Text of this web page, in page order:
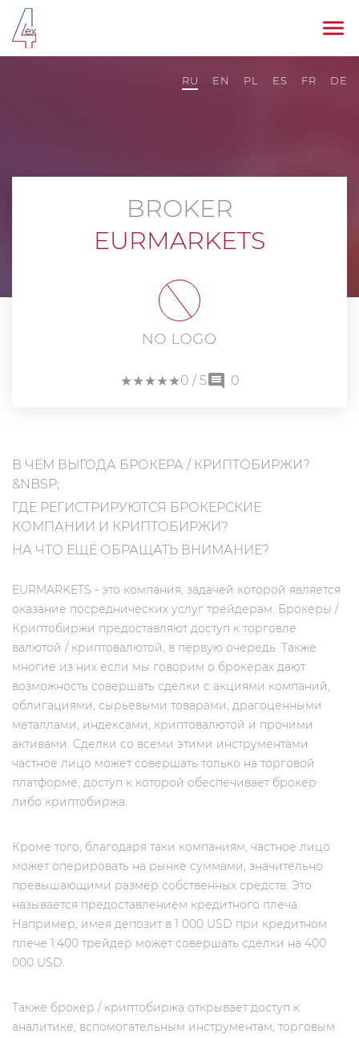
RU EN PL ES FR DE
BROKER
EURMARKETS
★★
★★
★★
★★
★★
0 / 5 0
В ЧЁМ ВЫГОДА БРОКЕРА / КРИПТОБИРЖИ?
&NBSP;
ГДЕ РЕГИСТРИРУЮТСЯ БРОКЕРСКИЕ
КОМПАНИИ И КРИПТОБИРЖИ?
НА ЧТО ЕЩЁ ОБРАЩАТЬ ВНИМАНИЕ?
EURMARKETS - это компания, задачей которой является
оказание посреднических услуг трейдерам. Брокеры /
Криптобиржи предоставляют доступ к торговле
валютой / криптовалютой, в первую очередь. Также
многие из них если мы говорим о брокерах дают
возможность совершать сделки с акциями компаний,
облигациями, сырьевыми товарами, драгоценными
металлами, индексами, криптовалютой и прочими
активами. Сделки со всеми этими инструментами
частное лицо может совершать только на торговой
платформе, доступ к которой обеспечивает брокер
либо криптобиржа.
Кроме того, благодаря таки компаниям, частное лицо
может оперировать на рынке суммами, значительно
превышающими размер собственных средств. Это
называется предоставлением кредитного плеча.
Например, имея депозит в 1 000 USD при кредитном
плече 1:400 трейдер может совершать сделки на 400
000 USD.
Также брокер / криптобиржа открывает доступ к
аналитике, вспомогательным инструментам, торговым